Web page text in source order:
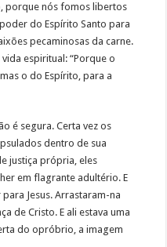
porque nós fomos libertos
do Espírito Santo para
pecaminosas da carne.
espiritual: “Porque o
o do Espírito, para a
é segura. Certa vez os
dentro de sua
justiça própria, eles
em flagrante adultério. E
Jesus. Arrastaram-na
de Cristo. E ali estava uma
do opróbrio, a imagem